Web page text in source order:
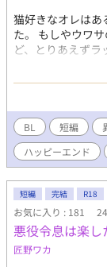
猫好きなオレはあ
た。 もしやウワ
ど、とりあえず
んか色々ピンチ
ですが主人公は世
りません。ヒ
※※※※※※※※ 続編
２ ～キミは運命
スタートさせま
かたは そちらも
BL 短編
ハッピーエンド
短編 完結 R18
お気に入り : 181
悪役令息は楽し
匠野ワカ